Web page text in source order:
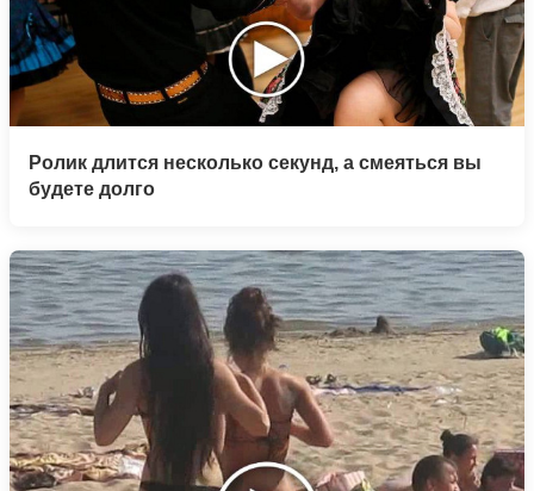
Ролик длится несколько секунд, а смеяться вы
будете долго